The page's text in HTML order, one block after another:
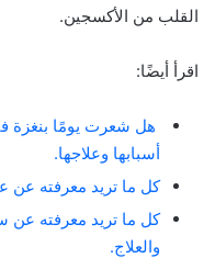
القلب من الأكسجين.
اقرأ أيضًا:
هل شعرت يومًا بنغزة
أسبابها وعلاجها.
كل ما تريد معرفته عن
كل ما تريد معرفته
والعلاج.